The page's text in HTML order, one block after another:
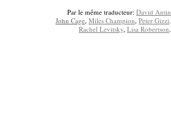
Par le même traducteur: David Antin
John Cage, Miles Champion, Peter Gizzi,
Rachel Levitsky, Lisa Robertson.